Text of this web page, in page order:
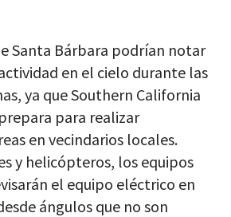
Santa Bárbara podrían notar
en el cielo durante las
ya que Southern California
para realizar
en vecindarios locales.
y helicópteros, los equipos
el equipo eléctrico en
ángulos que no son